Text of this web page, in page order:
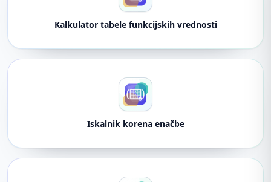
Kalkulator tabele funkcijskih vrednosti
Iskalnik korena enačbe